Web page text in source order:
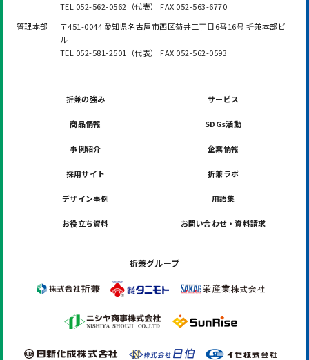
TEL 052-562-0562（代表） FAX 052-563-6770
管理本部
〒451-0044 愛知県名古屋市西区菊井二丁目6番16号 折兼本部ビ
ル
TEL 052-581-2501（代表） FAX 052-562-0593
折兼の強み サービス
商品情報 SDGs活動
事例紹介 企業情報
採用サイト 折兼ラボ
デザイン事例 用語集
お役立ち資料 お問い合わせ・資料請求
折兼グループ